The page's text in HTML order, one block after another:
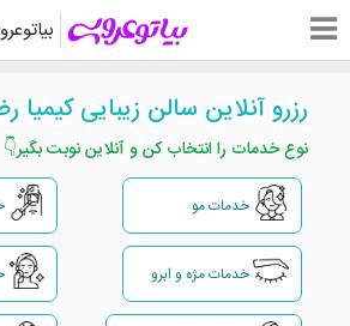
رزرو آنلاین سالن زیبایی کیمیا
نوع خدمات را انتخاب کن و آنلاین نوبت بگیر👇
خدمات مو
خدمات مژه و ابرو